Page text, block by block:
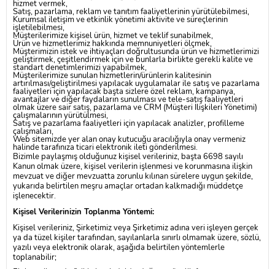
hizmet vermek,
Satış, pazarlama, reklam ve tanıtım faaliyetlerinin yürütülebilmesi,
Kurumsal iletişim ve etkinlik yönetimi aktivite ve süreçlerinin
işletilebilmesi,
Müşterilerimize kişisel ürün, hizmet ve teklif sunabilmek,
Ürün ve hizmetlerimiz hakkında memnuniyetleri ölçmek,
Müşterimizin istek ve ihtiyaçları doğrultusunda ürün ve hizmetlerimizi
geliştirmek, çeşitlendirmek için ve bunlarla birlikte gerekli kalite ve
standart denetimlerimizi yapabilmek,
Müşterilerimize sunulan hizmetlerin/ürünlerin kalitesinin
artırılması/geliştirilmesi yapılacak uygulamalar ile satış ve pazarlama
faaliyetleri için yapılacak başta sizlere özel reklam, kampanya,
avantajlar ve diğer faydaların sunulması ve tele-satış faaliyetleri
olmak üzere sair satış, pazarlama ve CRM (Müşteri İlişkileri Yönetimi)
çalışmalarının yürütülmesi,
Satış ve pazarlama faaliyetleri için yapılacak analizler, profilleme
çalışmaları,
Web sitemizde yer alan onay kutucuğu aracılığıyla onay vermeniz
halinde tarafınıza ticari elektronik ileti gönderilmesi.
Bizimle paylaşmış olduğunuz kişisel verileriniz, başta 6698 sayılı
Kanun olmak üzere, kişisel verilerin işlenmesi ve korunmasına ilişkin
mevzuat ve diğer mevzuatta zorunlu kılınan sürelere uygun şekilde,
yukarıda belirtilen meşru amaçlar ortadan kalkmadığı müddetçe
işlenecektir.
Kişisel Verilerinizin Toplanma Yöntemi:
Kişisel verileriniz, Şirketimiz veya Şirketimiz adına veri işleyen gerçek
ya da tüzel kişiler tarafından, sayılanlarla sınırlı olmamak üzere, sözlü,
yazılı veya elektronik olarak, aşağıda belirtilen yöntemlerle
toplanabilir;